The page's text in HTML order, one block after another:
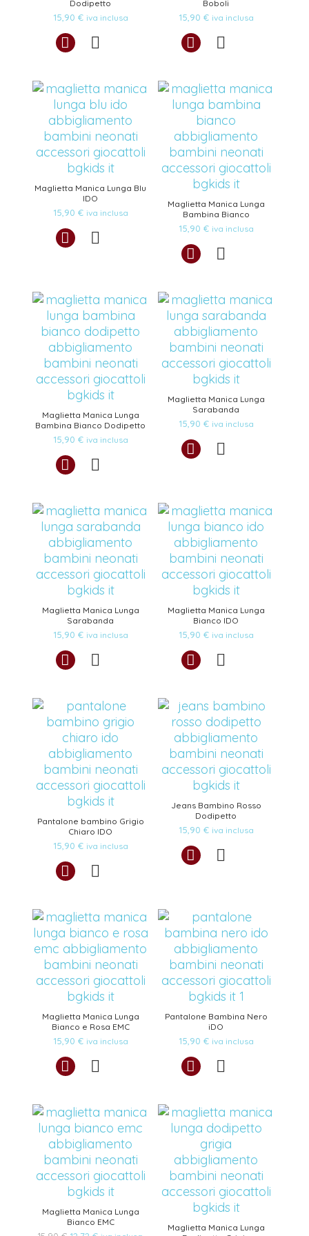
Dodipetto
15,90 € iva inclusa
Boboli
15,90 € iva inclusa
Maglietta Manica Lunga Blu
IDO
15,90 € iva inclusa
Maglietta Manica Lunga
Bambina Bianco
15,90 € iva inclusa
Maglietta Manica Lunga
Bambina Bianco Dodipetto
15,90 € iva inclusa
Maglietta Manica Lunga
Sarabanda
15,90 € iva inclusa
Maglietta Manica Lunga
Sarabanda
15,90 € iva inclusa
Maglietta Manica Lunga
Bianco IDO
15,90 € iva inclusa
Pantalone bambino Grigio
Chiaro IDO
15,90 € iva inclusa
Jeans Bambino Rosso
Dodipetto
15,90 € iva inclusa
Maglietta Manica Lunga
Bianco e Rosa EMC
15,90 € iva inclusa
Pantalone Bambina Nero
iDO
15,90 € iva inclusa
Maglietta Manica Lunga
Bianco EMC
Maglietta Manica Lunga